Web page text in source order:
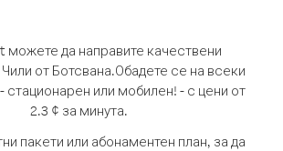
можете да направите качествени
от Ботсвана.Обадете се на всеки
стационарен или мобилен! - с цени от
2.3 ¢ за минута.
пакети или абонаментен план, за да